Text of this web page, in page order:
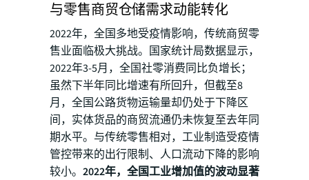
与零售商贸仓储需求动能转化
2022年，全国多地受疫情影响，传统商贸零
售业面临极大挑战。国家统计局数据显示，
2022年3-5月，全国社零消费同比负增长；
虽然下半年同比增速有所回升，但截至8
月，全国公路货物运输量却仍处于下降区
间，实体货品的商贸流通仍未恢复至去年同
期水平。与传统零售相对，工业制造受疫情
管控带来的出行限制、人口流动下降的影响
较小。 2022年，全国工业增加值的波动显著